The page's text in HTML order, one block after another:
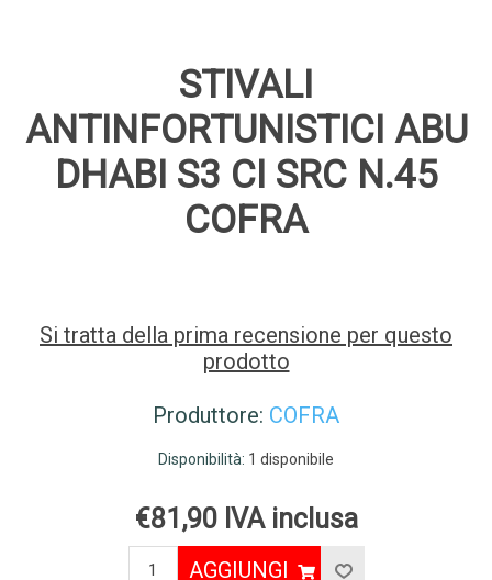
STIVALI
ANTINFORTUNISTICI ABU
DHABI S3 CI SRC N.45
COFRA
Si tratta della prima recensione per questo
prodotto
Produttore: COFRA
Disponibilità: 1 disponibile
€81,90 IVA inclusa
AGGIUNGI